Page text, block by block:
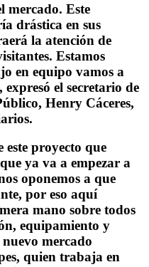
mercado. Este
drástica en sus
la atención de
Estamos
en equipo vamos a
el secretario de
Henry Cáceres,
este proyecto que
ya va a empezar a
oponemos a que
por eso aquí
mano sobre todos
equipamiento y
mercado
quien trabaja en